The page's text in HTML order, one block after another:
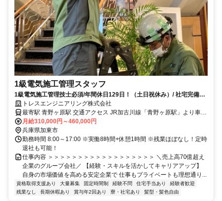
1級電気施工管理スタッフ
1級電気施工管理技士必須/年間休日129日！（土日祝休み）/ 社宅完備！
私生活も節約可能
トレスエンジニアリング株式会社
最寄駅 青野ヶ原駅 交通アクセス JR加古川線「青野ヶ原駅」より車で
約4分 ※上記は本社へのアクセス方法です。 実際の現場は遠くても会
月給310,000円～460,000円
兵庫県加東市
勤務時間 8:00～17:00 ※実働8時間+休憩1時間 ※残業ほぼなし！定時
退社も可能！
仕事内容 ＞＞＞＞＞＞＞＞＞＞＞＞＞＞＞＞＞＞ ＼売上高70億超え
企業のグループ会社／ 【経験・スキルを活かしてキャリアアップ】
自身の市場価値を高める安定企業で 仕事もプライベートも理想通り...
資格取得支援あり 大量募集 固定時間制 経験不問 住宅手当あり
経験者歓迎
残業なし
長期休暇あり 賞与年2回あり 寮・社宅あり 髪型・髪色自由